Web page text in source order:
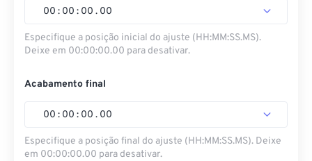
00 : 00 : 00 . 00
Especifique a posição inicial do ajuste (HH:MM:SS.MS).
Deixe em 00:00:00.00 para desativar.
Acabamento final
00 : 00 : 00 . 00
Especifique a posição final do ajuste (HH:MM:SS.MS). Deixe
em 00:00:00.00 para desativar.